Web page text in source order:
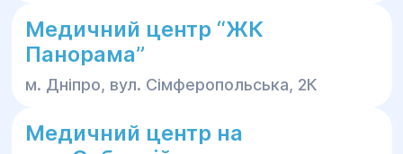
Медичний центр “ЖК
Панорама”
м. Дніпро, вул. Сімферопольська, 2К
Медичний центр на